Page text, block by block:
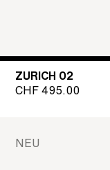
ZURICH 02
CHF495.00
NEU